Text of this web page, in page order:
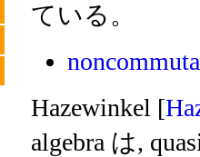
ている。
Hazewinkel [
algebra は,